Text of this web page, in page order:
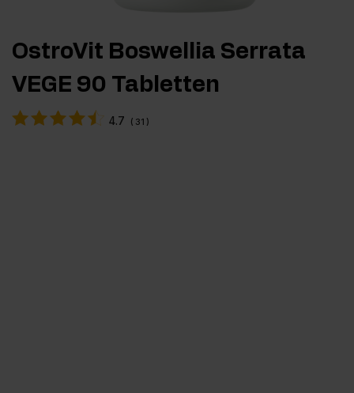
OstroVit Boswellia Serrata
VEGE 90 Tabletten
4.7 ( 31 )